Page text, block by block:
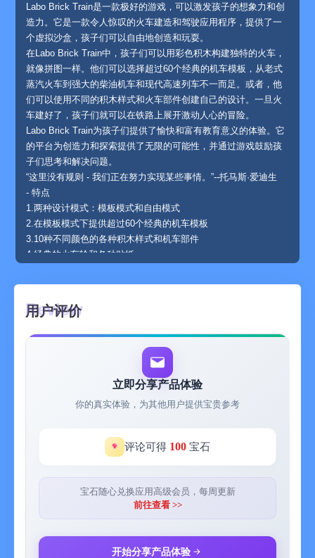
Labo Brick Train是一款极好的游戏，可以激发孩子的想象力和创
造力。它是一款令人惊叹的火车建造和驾驶应用程序，提供了一
个虚拟沙盒，孩子们可以自由地创造和玩耍。
在Labo Brick Train中，孩子们可以用彩色积木构建独特的火车，
就像拼图一样。他们可以选择超过60个经典的机车模板，从老式
蒸汽火车到强大的柴油机车和现代高速列车不一而足。或者，他
们可以使用不同的积木样式和火车部件创建自己的设计。一旦火
车建好了，孩子们就可以在铁路上展开激动人心的冒险。
Labo Brick Train为孩子们提供了愉快和富有教育意义的体验。它
的平台为创造力和探索提供了无限的可能性，并通过游戏鼓励孩
子们思考和解决问题。
“这里没有规则 - 我们正在努力实现某些事情。”--托马斯·爱迪生
- 特点
1.两种设计模式：模板模式和自由模式
2.在模板模式下提供超过60个经典的机车模板
3.10种不同颜色的各种积木样式和机车部件
4.经典的火车轮和各种贴纸
6.与其他玩家分享您的定制火车，并在线浏览或下载其他人创建
的火车。
- 关于Labo Lado：
我们专注于开发激发创造力和培养好奇心的儿童应用程序。我们
保证不收集任何个人信息或在我们的应用程序中加入任何第三方
广告。有关我们的隐私政策的更多信息，请参见：
https://www.labolado.com/apps-privacy-policy.html
加入我们的Facebook：https://www.facebook.com/labo.lado.7
关注我们的Twitter：https://twitter.com/labo_lado
Youtube：https://www.youtube.com/@labolado
Bilibili：https://space.bilibili.com/481417705
- 我们重视您的反馈
您的反馈对我们很重要，因此请随时为我们的应用程序评分和评
论，或通过电子邮件app@labolado.com提供反馈。
如果您有任何问题或建议，请随时通过电子邮件
用户评价
立即分享产品体验
你的真实体验，为其他用户提供宝贵参考
评论可得 100 宝石
宝石随心兑换应用高级会员，每周更新
前往查看 >>
开始分享产品体验